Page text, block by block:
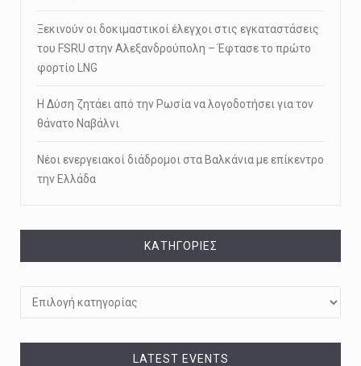
Ξεκινούν οι δοκιμαστικοί έλεγχοι στις εγκαταστάσεις
του FSRU στην Αλεξανδρούπολη – Έφτασε το πρώτο
φορτίο LNG
Η Δύση ζητάει από την Ρωσία να λογοδοτήσει για τον
θάνατο Ναβάλνι
Νέοι ενεργειακοί διάδρομοι στα Βαλκάνια με επίκεντρο
την Ελλάδα
KΑΤΗΓΟΡΊΕΣ
LATEST EVENTS